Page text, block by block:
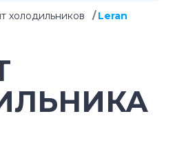
холодильников Leran